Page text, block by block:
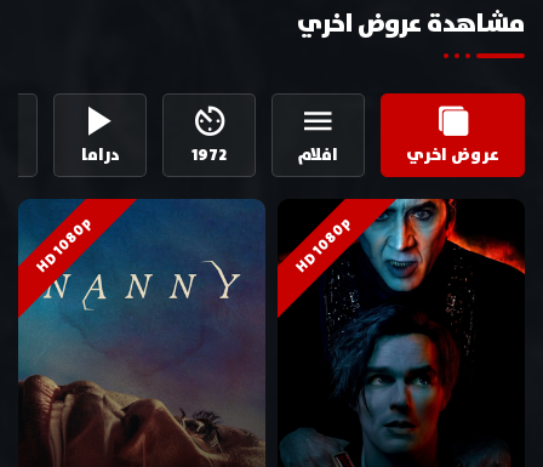
مشاهدة عروض اخري
عروض اخري افلام 1972 دراما
HD 1080p
HD 1080p